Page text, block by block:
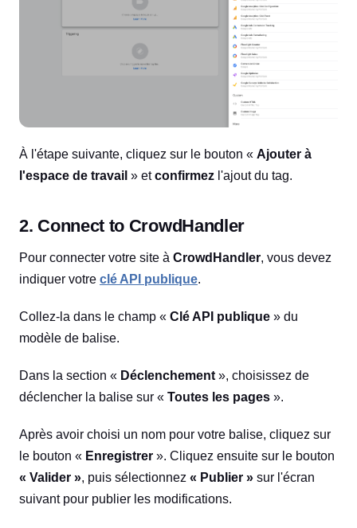
À l'étape suivante, cliquez sur le bouton « Ajouter à
l'espace de travail » etconfirmez l'ajout du tag.
2. Connect to CrowdHandler
Pour connecter votre site à CrowdHandler, vous devez
indiquer votre clé API publique.
Collez-la dans le champ « Clé API publique » du
modèle de balise.
Dans la section « Déclenchement», choisissez de
déclencher la balise sur « Toutes les pages ».
Après avoir choisi un nom pour votre balise, cliquez sur
le bouton « Enregistrer ». Cliquez ensuite sur le bouton
« Valider », puis sélectionnez « Publier » sur l'écran
suivant pour publier les modifications.